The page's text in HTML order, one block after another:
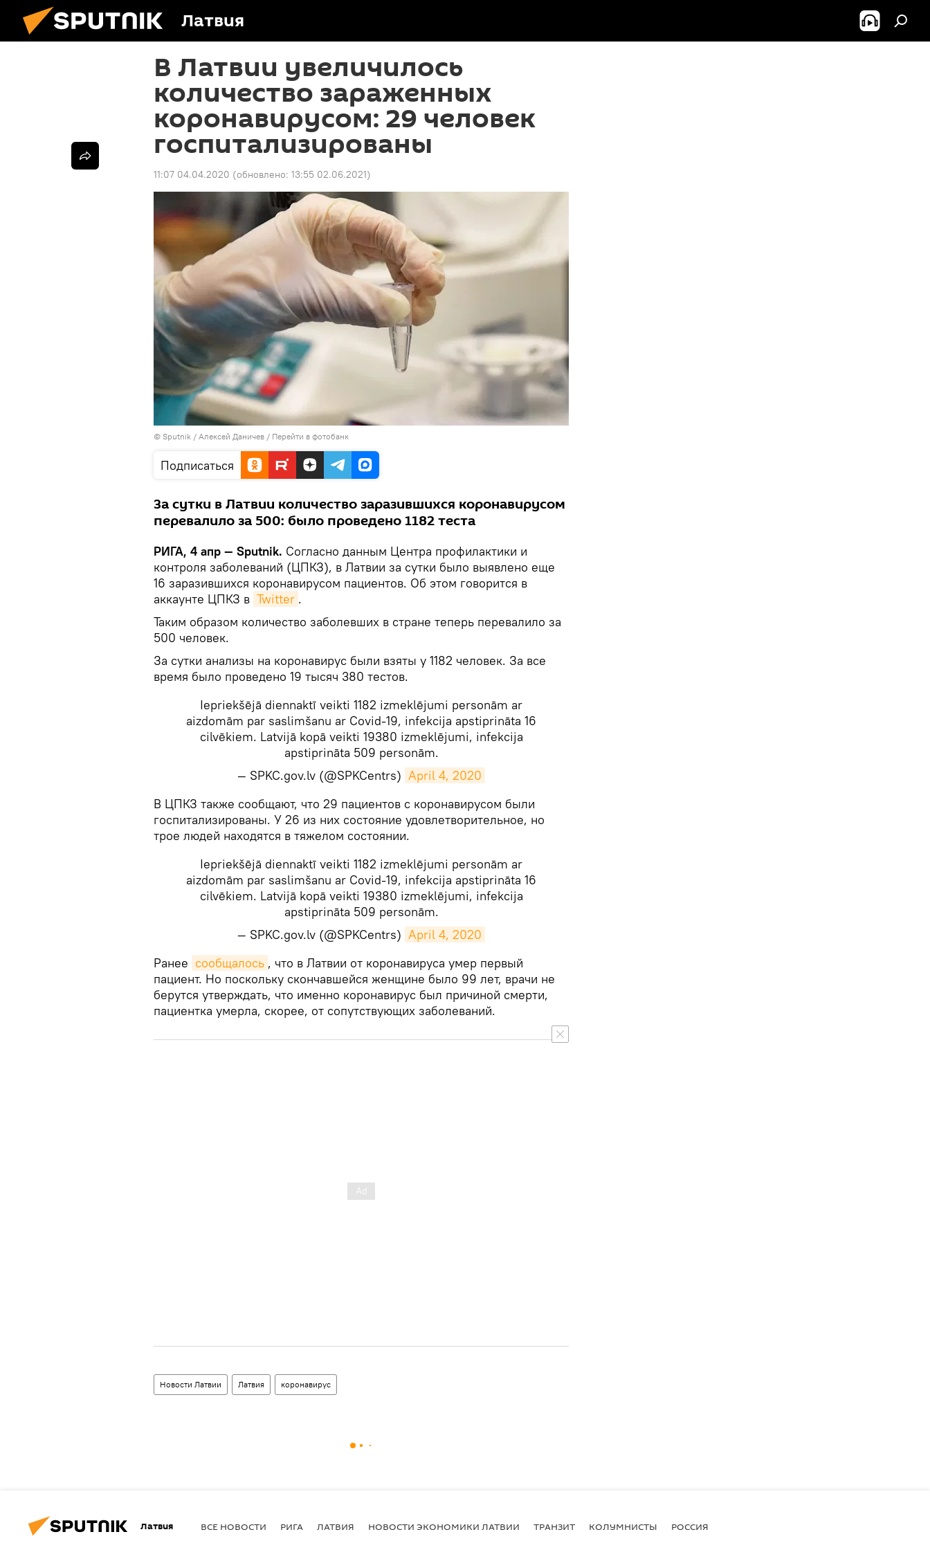
Латвия
В Латвии увеличилось
количество зараженных
коронавирусом: 29 человек
госпитализированы
11:07 04.04.2020 (обновлено: 13:55 02.06.2021)
© Sputnik / Алексей Даничев / Перейти в фотобанк
Подписаться
За сутки в Латвии количество заразившихся коронавирусом
перевалило за 500: было проведено 1182 теста
РИГА, 4 апр — Sputnik. Согласно данным Центра профилактики и
контроля заболеваний (ЦПКЗ), в Латвии за сутки было выявлено еще
16 заразившихся коронавирусом пациентов. Об этом говорится в
аккаунте ЦПКЗ в Twitter .
Таким образом количество заболевших в стране теперь перевалило за
500 человек.
За сутки анализы на коронавирус были взяты у 1182 человек. За все
время было проведено 19 тысяч 380 тестов.
Iepriekšējā diennaktī veikti 1182 izmeklējumi personām ar
aizdomām par saslimšanu ar Covid-19, infekcija apstiprināta 16
cilvēkiem. Latvijā kopā veikti 19380 izmeklējumi, infekcija
apstiprināta 509 personām.
— SPKC.gov.lv (@SPKCentrs) April 4, 2020
​В ЦПКЗ также сообщают, что 29 пациентов с коронавирусом были
госпитализированы. У 26 из них состояние удовлетворительное, но
трое людей находятся в тяжелом состоянии.
Iepriekšējā diennaktī veikti 1182 izmeklējumi personām ar
aizdomām par saslimšanu ar Covid-19, infekcija apstiprināta 16
cilvēkiem. Latvijā kopā veikti 19380 izmeklējumi, infekcija
apstiprināta 509 personām.
— SPKC.gov.lv (@SPKCentrs) April 4, 2020
​Ранее сообщалось , что в Латвии от коронавируса умер первый
пациент. Но поскольку скончавшейся женщине было 99 лет, врачи не
берутся утверждать, что именно коронавирус был причиной смерти,
пациентка умерла, скорее, от сопутствующих заболеваний.
Новости Латвии Латвия коронавирус
Латвия ВСЕ НОВОСТИ РИГА ЛАТВИЯ НОВОСТИ ЭКОНОМИКИ ЛАТВИИ ТРАНЗИТ КОЛУМНИСТЫ РОССИЯ